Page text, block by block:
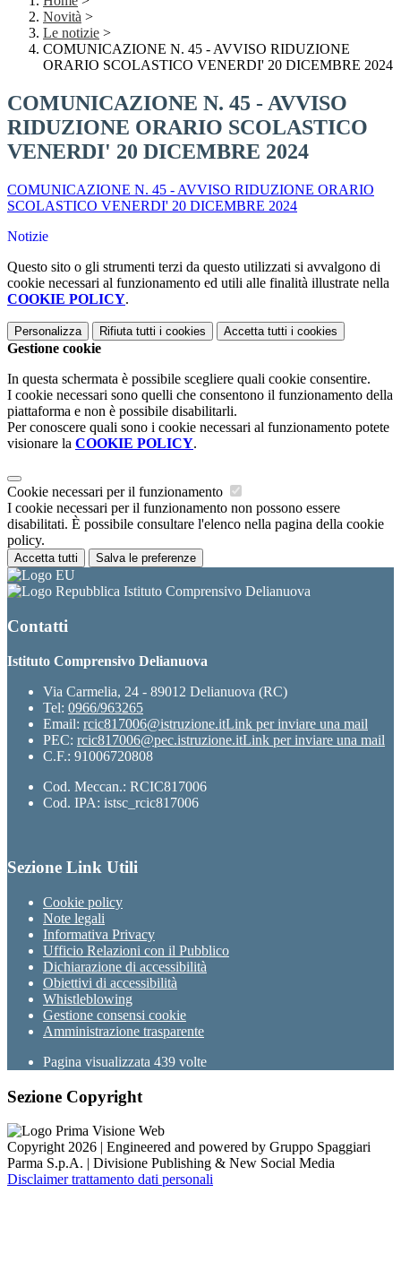
Novità >
Le notizie >
COMUNICAZIONE N. 45 - AVVISO RIDUZIONE
ORARIO SCOLASTICO VENERDI' 20 DICEMBRE 2024
COMUNICAZIONE N. 45 - AVVISO
RIDUZIONE ORARIO SCOLASTICO
VENERDI' 20 DICEMBRE 2024
COMUNICAZIONE N. 45 - AVVISO RIDUZIONE ORARIO
SCOLASTICO VENERDI' 20 DICEMBRE 2024
Notizie
Questo sito o gli strumenti terzi da questo utilizzati si avvalgono di
cookie necessari al funzionamento ed utili alle finalità illustrate nella
COOKIE POLICY.
Personalizza Rifiuta tutti i cookies Accetta tutti i cookies
Gestione cookie
In questa schermata è possibile scegliere quali cookie consentire.
I cookie necessari sono quelli che consentono il funzionamento della
piattaforma e non è possibile disabilitarli.
Per conoscere quali sono i cookie necessari al funzionamento potete
visionare la COOKIE POLICY.
Cookie necessari per il funzionamento
I cookie necessari per il funzionamento non possono essere
disabilitati. È possibile consultare l'elenco nella pagina della cookie
policy.
Accetta tutti Salva le preferenze
Istituto Comprensivo Delianuova
Contatti
Istituto Comprensivo Delianuova
Via Carmelia, 24 - 89012 Delianuova (RC)
Tel: 0966/963265
Email: rcic817006@istruzione.itLink per inviare una mail
PEC: rcic817006@pec.istruzione.itLink per inviare una mail
C.F.: 91006720808
Cod. Meccan.: RCIC817006
Cod. IPA: istsc_rcic817006
Sezione Link Utili
Cookie policy
Note legali
Informativa Privacy
Ufficio Relazioni con il Pubblico
Dichiarazione di accessibilità
Obiettivi di accessibilità
Whistleblowing
Gestione consensi cookie
Amministrazione trasparente
Pagina visualizzata 439 volte
Sezione Copyright
Copyright 2026 | Engineered and powered by Gruppo Spaggiari
Parma S.p.A. | Divisione Publishing & New Social Media
Disclaimer trattamento dati personali